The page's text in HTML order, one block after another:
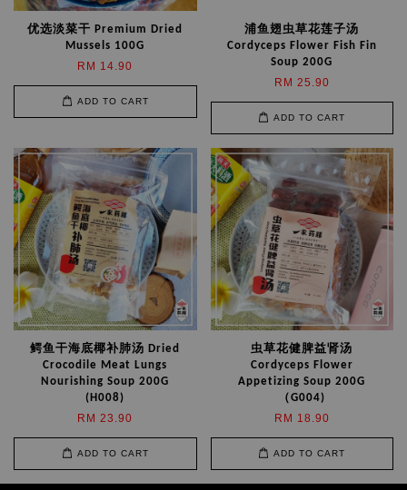
优选淡菜干 Premium Dried
Mussels 100G
RM 14.90
ADD TO CART
浦鱼翅虫草花莲子汤
Cordyceps Flower Fish Fin
Soup 200G
RM 25.90
ADD TO CART
鳄鱼干海底椰补肺汤 Dried
Crocodile Meat Lungs
Nourishing Soup 200G
(H008)
RM 23.90
ADD TO CART
虫草花健脾益肾汤
Cordyceps Flower
Appetizing Soup 200G
（G004)
RM 18.90
ADD TO CART